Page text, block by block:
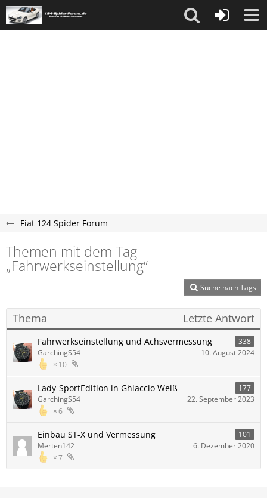
Fiat 124 Spider Forum
Themen mit dem Tag
„Fahrwerkseinstellung“
Suche nach Tags
Thema Letzte Antwort
Fahrwerkseinstellung und Achsvermessung 338
10
GarchingS54 10. August 2024
Lady-SportEdition in Ghiaccio Weiß 177
6
GarchingS54 22. September 2023
Einbau ST-X und Vermessung 101
7
Merten142 6. Dezember 2020